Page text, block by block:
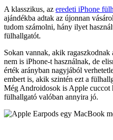
A klasszikus, az eredeti iPhone
ajándékba adtak az újonnan
tudom számolni, hány ilyet
fülhallgatót.
Sokan vannak, akik
nem is iPhone-t használnak, de
érték arányban nagyjából
embert is, akik szintén ezt a
Még Androidosok is Apple cuccot
fülhallgató valóban annyira jó.